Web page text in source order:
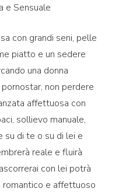
e Sensuale
con grandi seni, pelle
piatto e un sedere
una donna
non perdere
affettuosa con
sollievo manuale,
su di te o su di lei e
reale e fluirà
con lei potrà
romantico e affettuoso